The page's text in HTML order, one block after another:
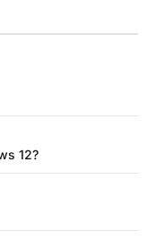
12?